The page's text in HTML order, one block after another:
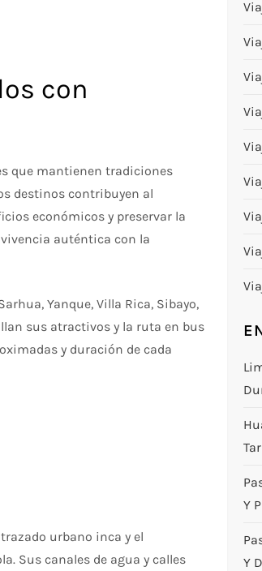
con
que mantienen tradiciones
destinos contribuyen al
económicos y preservar la
auténtica con la
Yanque, Villa Rica, Sibayo,
sus atractivos y la ruta en bus
y duración de cada
urbano inca y el
Sus canales de agua y calles
Y
Y